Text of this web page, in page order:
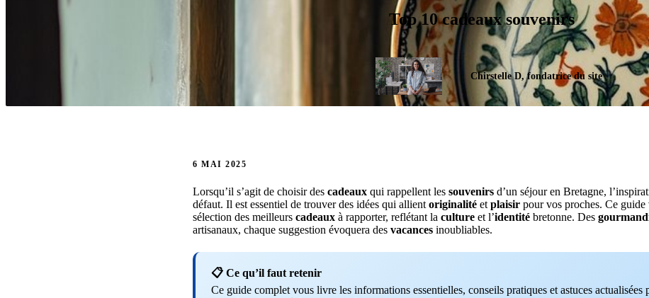
Top 10 cadeaux souvenirs
Chirstelle D, fondatrice du site
6 MAI 2025
Lorsqu’il s’agit de choisir des cadeaux qui rappellent les souvenirs d’un séjour en Bretagne,
défaut. Il est essentiel de trouver des idées qui allient originalité et plaisir pour vos proches. Ce guide
sélection des meilleurs cadeaux à rapporter, reflétant la culture et l’identité bretonne. Des
artisanaux, chaque suggestion évoquera des vacances inoubliables.
📋 Ce qu’il faut retenir
Ce guide complet vous livre les informations essentielles, conseils pratiques et astuces